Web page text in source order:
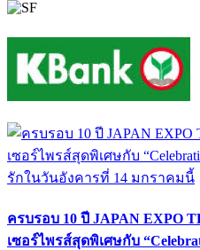
ครบรอบ 10 ปี JAPAN EXPO
เซอร์ไพรส์สุดพิเศษกับ